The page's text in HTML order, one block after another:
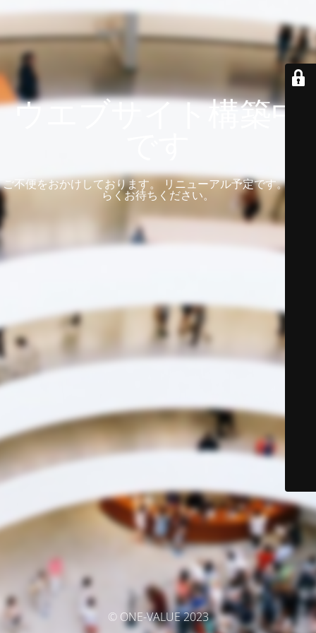
ウエブサイト構築中
ご不便をおかけしております。 リニューアル予定です。 しば
らくお待ちください。
© ONE-VALUE 2023